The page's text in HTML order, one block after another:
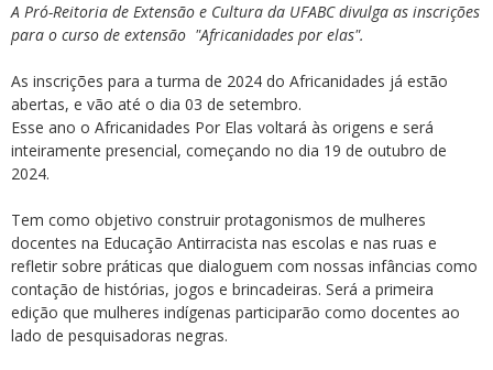
A Pró-Reitoria de Extensão e Cultura da UFABC divulga as inscrições
para o curso de extensão "Africanidades por elas".
As inscrições para a turma de 2024 do Africanidades já estão
abertas, e vão até o dia 03 de setembro.
Esse ano o Africanidades Por Elas voltará às origens e será
inteiramente presencial, começando no dia 19 de outubro de
2024.
Tem como objetivo construir protagonismos de mulheres
docentes na Educação Antirracista nas escolas e nas ruas e
refletir sobre práticas que dialoguem com nossas infâncias como
contação de histórias, jogos e brincadeiras. Será a primeira
edição que mulheres indígenas participarão como docentes ao
lado de pesquisadoras negras.